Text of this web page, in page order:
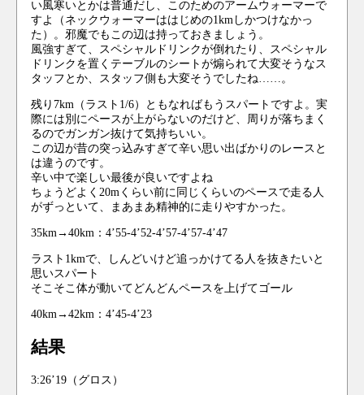
い風寒いとかは普通だし、このためのアームウォーマーで
すよ（ネックウォーマーははじめの1kmしかつけなかっ
た）。邪魔でもこの辺は持っておきましょう。
風強すぎて、スペシャルドリンクが倒れたり、スペシャル
ドリンクを置くテーブルのシートが煽られて大変そうなス
タッフとか、スタッフ側も大変そうでしたね……。
残り7km（ラスト1/6）ともなればもうスパートですよ。実
際には別にペースが上がらないのだけど、周りが落ちまく
るのでガンガン抜けて気持ちいい。
この辺が昔の突っ込みすぎて辛い思い出ばかりのレースと
は違うのです。
辛い中で楽しい最後が良いですよね
ちょうどよく20mくらい前に同じくらいのペースで走る人
がずっといて、まあまあ精神的に走りやすかった。
35km→40km：4’55-4’52-4’57-4’57-4’47
ラスト1kmで、しんどいけど追っかけてる人を抜きたいと
思いスパート
そこそこ体が動いてどんどんペースを上げてゴール
40km→42km：4’45-4’23
結果
3:26’19（グロス）